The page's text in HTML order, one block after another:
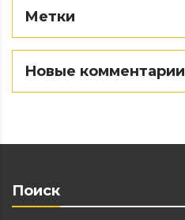
Метки
Новые комментарии
Поиск